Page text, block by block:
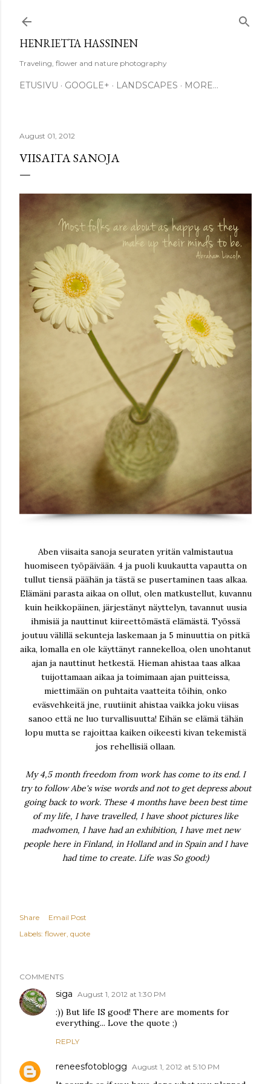
HENRIETTA HASSINEN
Traveling, flower and nature photography
ETUSIVU GOOGLE+ LANDSCAPES MORE…
August 01, 2012
VIISAITA SANOJA
Aben viisaita sanoja seuraten yritän valmistautua
huomiseen työpäivään. 4 ja puoli kuukautta vapautta on
tullut tiensä päähän ja tästä se pusertaminen taas alkaa.
Elämäni parasta aikaa on ollut, olen matkustellut, kuvannu
kuin heikkopäinen, järjestänyt näyttelyn, tavannut uusia
ihmisiä ja nauttinut kiireettömästä elämästä. Työssä
joutuu välillä sekunteja laskemaan ja 5 minuuttia on pitkä
aika, lomalla en ole käyttänyt rannekelloa, olen unohtanut
ajan ja nauttinut hetkestä. Hieman ahistaa taas alkaa
tuijottamaan aikaa ja toimimaan ajan puitteissa,
miettimään on puhtaita vaatteita töihin, onko
eväsvehkeitä jne, ruutiinit ahistaa vaikka joku viisas
sanoo että ne luo turvallisuutta! Eihän se elämä tähän
lopu mutta se rajoittaa kaiken oikeesti kivan tekemistä
jos rehellisiä ollaan.
My 4,5 month freedom from work has come to its end. I
try to follow Abe's wise words and not to get depress about
going back to work. These 4 months have been best time
of my life, I have travelled, I have shoot pictures like
madwomen, I have had an exhibition, I have met new
people here in Finland, in Holland and in Spain and I have
had time to create. Life was So good:)
Share
Email Post
Labels: flower quote
COMMENTS
siga August 1, 2012 at 1:30 PM
:)) But life IS good! There are moments for
everything... Love the quote ;)
REPLY
reneesfotoblogg August 1, 2012 at 5:10 PM